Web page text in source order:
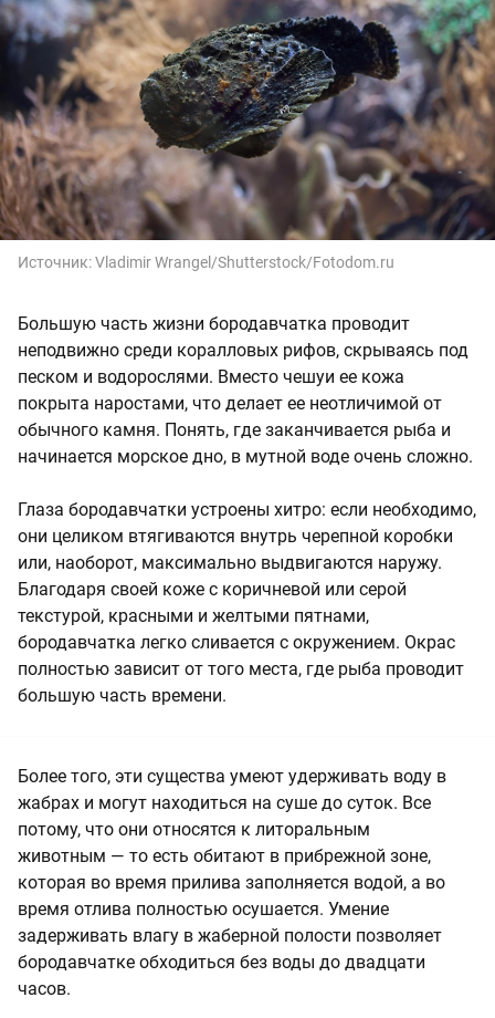
Источник:Vladimir Wrangel/Shutterstock/Fotodom.ru
Большую часть жизни бородавчатка проводит
неподвижно среди коралловых рифов, скрываясь под
песком и водорослями. Вместо чешуи ее кожа
покрыта наростами, что делает ее неотличимой от
обычного камня. Понять, где заканчивается рыба и
начинается морское дно, в мутной воде очень сложно.
Глаза бородавчатки устроены хитро: если необходимо,
они целиком втягиваются внутрь черепной коробки
или, наоборот, максимально выдвигаются наружу.
Благодаря своей коже с коричневой или серой
текстурой, красными и желтыми пятнами,
бородавчатка легко сливается с окружением. Окрас
полностью зависит от того места, где рыба проводит
большую часть времени.
Более того, эти существа умеют удерживать воду в
жабрах и могут находиться на суше до суток. Все
потому, что они относятся к литоральным
животным — то есть обитают в прибрежной зоне,
которая во время прилива заполняется водой, а во
время отлива полностью осушается. Умение
задерживать влагу в жаберной полости позволяет
бородавчатке обходиться без воды до двадцати
часов.